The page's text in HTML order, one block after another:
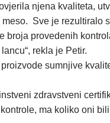
njena kvaliteta,
Sve je rezultiralo
provedenih
rekla je Petir.
sumnjive
zdravstveni
ma koliko oni